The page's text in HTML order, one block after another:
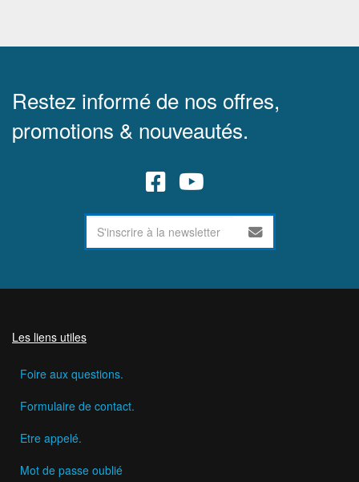
Restez informé de nos offres,
promotions & nouveautés.
Les liens utiles
Foire aux questions.
Formulaire de contact.
Etre appelé.
Mot de passe oublié